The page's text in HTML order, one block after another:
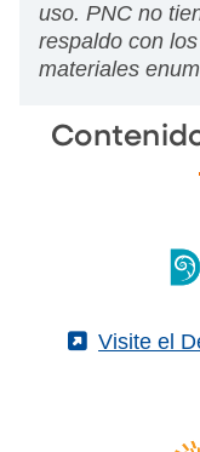
uso. PNC no
respaldo con
materiales
(External)
Visite el